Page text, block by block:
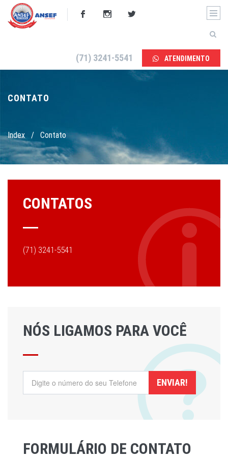
(71) 3241-5541 ATENDIMENTO
CONTATO
Index / Contato
CONTATOS
(71) 3241-5541
NÓS LIGAMOS PARA VOCÊ
ENVIAR!
FORMULÁRIO DE CONTATO